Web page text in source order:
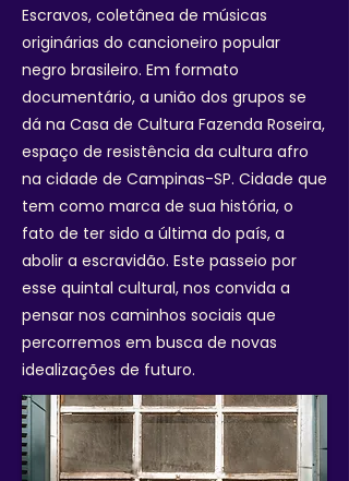
Escravos, coletânea de músicas
originárias do cancioneiro popular
negro brasileiro. Em formato
documentário, a união dos grupos se
dá na Casa de Cultura Fazenda Roseira,
espaço de resistência da cultura afro
na cidade de Campinas-SP. Cidade que
tem como marca de sua história, o
fato de ter sido a última do país, a
abolir a escravidão. Este passeio por
esse quintal cultural, nos convida a
pensar nos caminhos sociais que
percorremos em busca de novas
idealizações de futuro.